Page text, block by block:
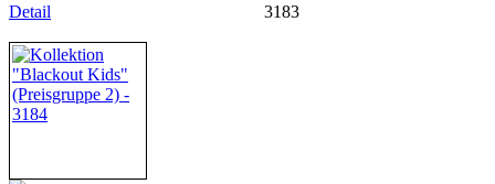
Detail 3183